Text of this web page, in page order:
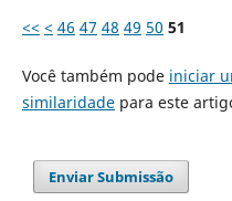
<< < 46 47 48 49 50 51
Você também pode iniciar
similaridadepara este
Enviar Submissão